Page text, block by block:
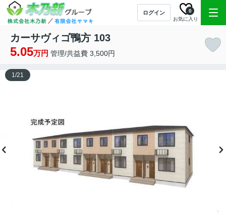
ログイン
お気に入り
0
カーサヴィゴ鴨方 103
5.05万円 管理/共益費 3,500円
1/21